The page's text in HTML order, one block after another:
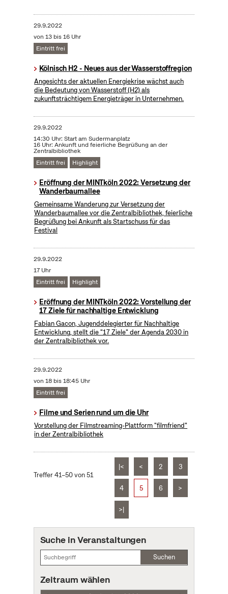
29.9.2022
von 13 bis 16 Uhr
Eintritt frei
Kölnisch H2 - Neues aus der Wasserstoffregion
Angesichts der aktuellen Energiekrise wächst auch
die Bedeutung von Wasserstoff (H2) als
zukunftsträchtigem Energieträger in Unternehmen.
29.9.2022
14:30 Uhr: Start am Sudermanplatz
16 Uhr: Ankunft und feierliche Begrüßung an der
Zentralbibliothek
Eintritt frei
Highlight
Eröffnung der MINTköln 2022: Versetzung der
Wanderbaumallee
Gemeinsame Wanderung zur Versetzung der
Wanderbaumallee vor die Zentralbibliothek, feierliche
Begrüßung bei Ankunft als Startschuss für das
Festival
29.9.2022
17 Uhr
Eintritt frei
Highlight
Eröffnung der MINTköln 2022: Vorstellung der
17 Ziele für nachhaltige Entwicklung
Fabian Gacon, Jugenddelegierter für Nachhaltige
Entwicklung, stellt die "17 Ziele" der Agenda 2030 in
der Zentralbibliothek vor.
29.9.2022
von 18 bis 18:45 Uhr
Eintritt frei
Filme und Serien rund um die Uhr
Vorstellung der Filmstreaming-Plattform "filmfriend"
in der Zentralbibliothek
Treffer 41–50 von 51
|< < 2 3
4 5 6 >
>|
Suche in Veranstaltungen
Suchen
Zeitraum wählen